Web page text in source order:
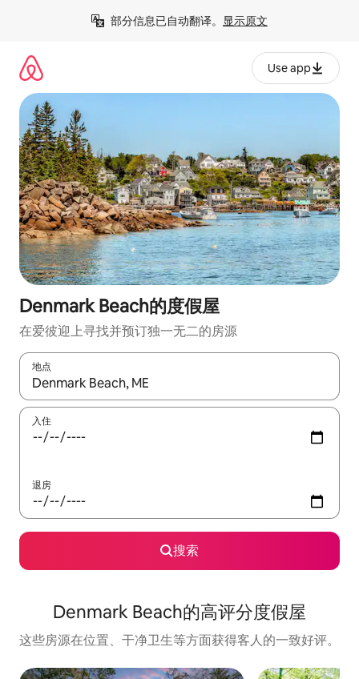
部分信息已自动翻译。 显示原文
Use app
Denmark Beach的度假屋
在爱彼迎上寻找并预订独一无二的房源
地点
如有搜索结果，请使用上下方向键查看，或通过点击或滑动手势
入住
退房
搜索
Denmark Beach的高评分度假屋
这些房源在位置、干净卫生等方面获得客人的一致好评。